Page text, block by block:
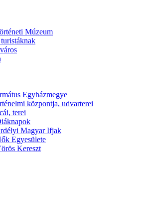
Múzeum
Egyházmegye
központja, udvarterei
terei
Magyar Ifjak
Egyesülete
Kereszt